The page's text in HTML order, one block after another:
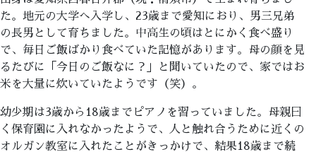
た。地元の大学へ入学し、23歳まで愛知におり、男三兄弟
の長男として育ちました。中高生の頃はとにかく食べ盛り
で、毎日ご飯ばかり食べていた記憶があります。母の顔を見
るたびに「今日のご飯なに？」と聞いていたので、家ではお
米を大量に炊いていたようです（笑）。
幼少期は3歳から18歳までピアノを習っていました。母親曰
く保育園に入れなかったようで、人と触れ合うために近くの
オルガン教室に入れたことがきっかけで、結果18歳まで続